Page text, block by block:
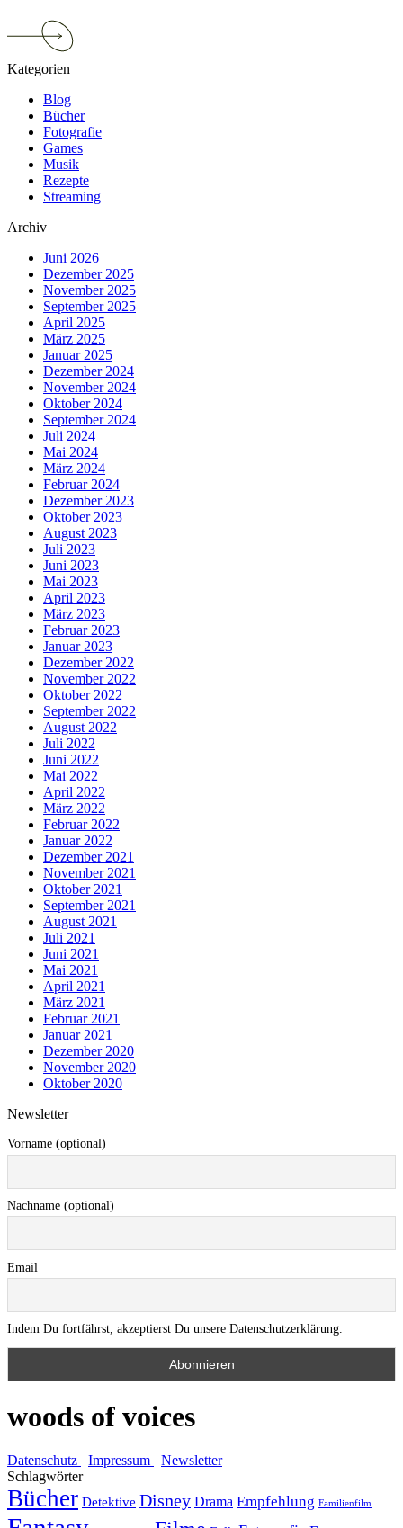
–
Ein
Lichtblick
in
Zeiten
der
Kategorien
Blog
Bücher
Fotografie
Games
Musik
Rezepte
Streaming
Archiv
Juni 2026
Dezember 2025
November 2025
September 2025
April 2025
März 2025
Januar 2025
Dezember 2024
November 2024
Oktober 2024
September 2024
Juli 2024
Mai 2024
März 2024
Februar 2024
Dezember 2023
Oktober 2023
August 2023
Juli 2023
Juni 2023
Mai 2023
April 2023
März 2023
Februar 2023
Januar 2023
Dezember 2022
November 2022
Oktober 2022
September 2022
August 2022
Juli 2022
Juni 2022
Mai 2022
April 2022
März 2022
Februar 2022
Januar 2022
Dezember 2021
November 2021
Oktober 2021
September 2021
August 2021
Juli 2021
Juni 2021
Mai 2021
April 2021
März 2021
Februar 2021
Januar 2021
Dezember 2020
November 2020
Oktober 2020
Newsletter
Vorname (optional)
Nachname (optional)
Email
Indem Du fortfährst, akzeptierst Du unsere Datenschutzerklärung.
woods of voices
Datenschutz Impressum
Newsletter
Schlagwörter
Bücher Detektive Disney Drama Empfehlung Familienfilm